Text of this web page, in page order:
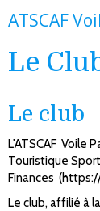
ATSCAF
Accueil
Adhésion et
Actualités
Journal de bord
Le
Le club
L'ATSCAF Voile
Touristique
Finances (
Le club, affilié à